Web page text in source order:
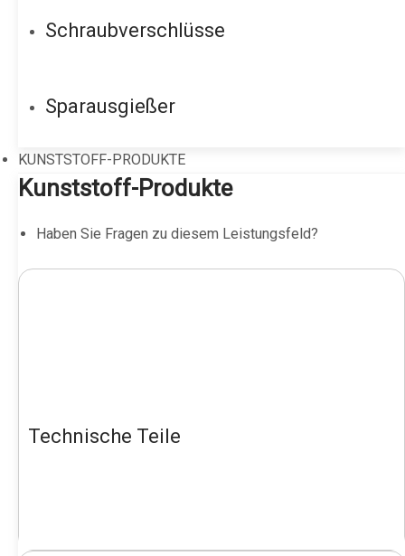
Schraubverschlüsse
Sparausgießer
KUNSTSTOFF-PRODUKTE
Kunststoff-Produkte
Haben Sie Fragen zu diesem Leistungsfeld?
Technische Teile